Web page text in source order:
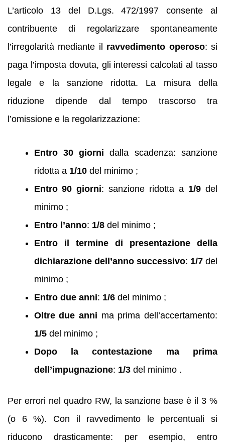
L’articolo 13 del D.Lgs. 472/1997 consente al
contribuente di regolarizzare spontaneamente
l’irregolarità mediante il ravvedimento operoso: si
paga l’imposta dovuta, gli interessi calcolati al tasso
legale e la sanzione ridotta. La misura della
riduzione dipende dal tempo trascorso tra
l’omissione e la regolarizzazione:
Entro 30 giorni dalla scadenza: sanzione
ridotta a 1/10del minimo ;
Entro 90 giorni: sanzione ridotta a 1/9 del
minimo ;
Entro l’anno: 1/8del minimo ;
Entro il termine di presentazione della
dichiarazione dell’anno successivo: 1/7del
minimo ;
Entro due anni: 1/6del minimo ;
Oltre due anni ma prima dell’accertamento:
1/5del minimo ;
Dopo la contestazione ma prima
dell’impugnazione: 1/3del minimo .
Per errori nel quadro RW, la sanzione base è il 3 %
(o 6 %). Con il ravvedimento le percentuali si
riducono drasticamente: per esempio, entro